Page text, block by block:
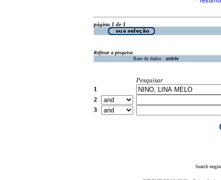
página 1 de 1
Refinar a pesquisa
Base de dados : article
Pesquisar
1
2
3
Search